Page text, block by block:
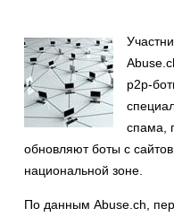
р2р-
спама,
обновляют боты с
национальной зоне.
По данным Abuse.ch,